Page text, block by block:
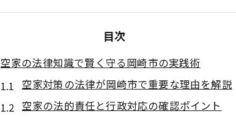
目次
空家の法律知識で賢く守る岡崎市の実践術
空家対策の法律が岡崎市で重要な理由を解説
空家の法的責任と行政対応の確認ポイント